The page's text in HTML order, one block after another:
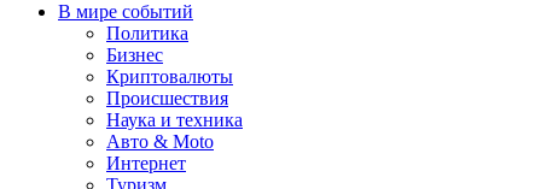
В мире событий
Политика
Бизнес
Криптовалюты
Происшествия
Наука и техника
Авто & Moto
Интернет
Туризм